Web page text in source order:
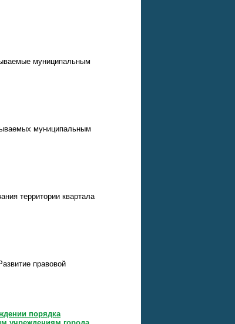
муниципальным
муниципальным
территории квартала
правовой
порядка